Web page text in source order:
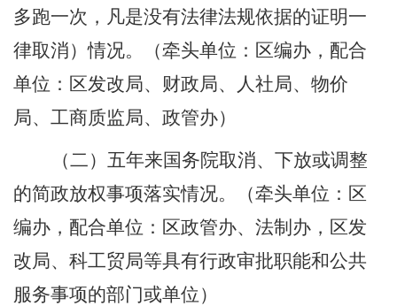
多跑一次，凡是没有法律法规依据的证明一
律取消）情况。
（牵头单位：区编办，配合
单位：区发改局、财政局、人社局、物价
局、工商质监局、政管办）
（二）五年来国务院取消、下放或调整
的简政放权事项落实情况。
（牵头单位：区
编办，配合单位：区政管办、法制办，区发
改局、科工贸局等具有行政审批职能和公共
服务事项的部门或单位）